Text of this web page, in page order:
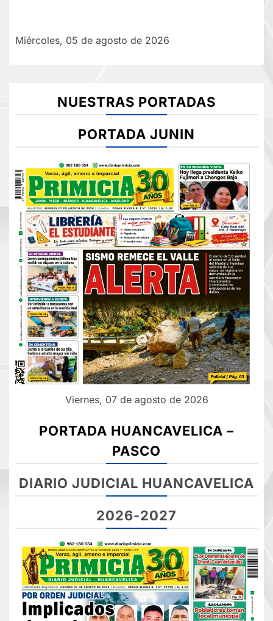
Miércoles, 05 de agosto de 2026
NUESTRAS PORTADAS
PORTADA JUNIN
Viernes, 07 de agosto de 2026
PORTADA HUANCAVELICA –
PASCO
DIARIO JUDICIAL HUANCAVELICA
2026-2027